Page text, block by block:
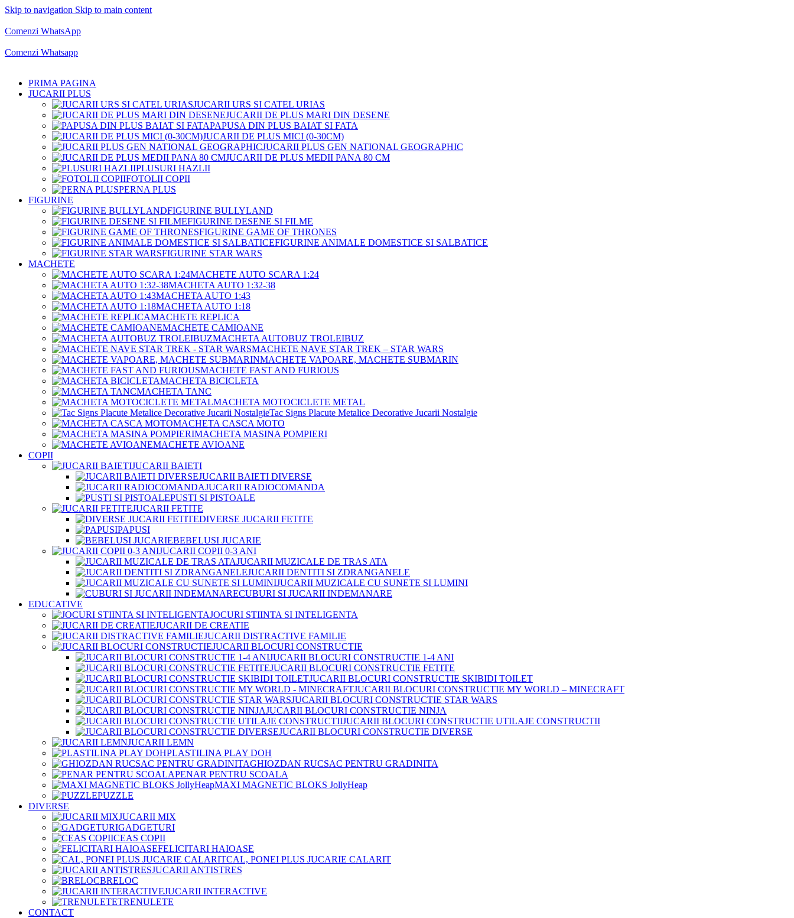
Skip to navigation Skip to main content
Comenzi WhatsApp
Comenzi Whatsapp
PRIMA PAGINA
JUCARII PLUS
JUCARII URS SI CATEL URIAS
JUCARII DE PLUS MARI DIN DESENE
PAPUSA DIN PLUS BAIAT SI FATA
JUCARII DE PLUS MICI (0-30CM)
JUCARII PLUS GEN NATIONAL GEOGRAPHIC
JUCARII DE PLUS MEDII PANA 80 CM
PLUSURI HAZLII
FOTOLII COPII
PERNA PLUS
FIGURINE
FIGURINE BULLYLAND
FIGURINE DESENE SI FILME
FIGURINE GAME OF THRONES
FIGURINE ANIMALE DOMESTICE SI SALBATICE
FIGURINE STAR WARS
MACHETE
MACHETE AUTO SCARA 1:24
MACHETA AUTO 1:32-38
MACHETA AUTO 1:43
MACHETA AUTO 1:18
MACHETE REPLICA
MACHETE CAMIOANE
MACHETA AUTOBUZ TROLEIBUZ
MACHETE NAVE STAR TREK – STAR WARS
MACHETE VAPOARE, MACHETE SUBMARIN
MACHETE FAST AND FURIOUS
MACHETA BICICLETA
MACHETA TANC
MACHETA MOTOCICLETE METAL
Tac Signs Placute Metalice Decorative Jucarii Nostalgie
MACHETA CASCA MOTO
MACHETA MASINA POMPIERI
MACHETE AVIOANE
COPII
JUCARII BAIETI
JUCARII BAIETI DIVERSE
JUCARII RADIOCOMANDA
PUSTI SI PISTOALE
JUCARII FETITE
DIVERSE JUCARII FETITE
PAPUSI
BEBELUSI JUCARIE
JUCARII COPII 0-3 ANI
JUCARII MUZICALE DE TRAS ATA
JUCARII DENTITI SI ZDRANGANELE
JUCARII MUZICALE CU SUNETE SI LUMINI
CUBURI SI JUCARII INDEMANARE
EDUCATIVE
JOCURI STIINTA SI INTELIGENTA
JUCARII DE CREATIE
JUCARII DISTRACTIVE FAMILIE
JUCARII BLOCURI CONSTRUCTIE
JUCARII BLOCURI CONSTRUCTIE 1-4 ANI
JUCARII BLOCURI CONSTRUCTIE FETITE
JUCARII BLOCURI CONSTRUCTIE SKIBIDI TOILET
JUCARII BLOCURI CONSTRUCTIE MY WORLD – MINECRAFT
JUCARII BLOCURI CONSTRUCTIE STAR WARS
JUCARII BLOCURI CONSTRUCTIE NINJA
JUCARII BLOCURI CONSTRUCTIE UTILAJE CONSTRUCTII
JUCARII BLOCURI CONSTRUCTIE DIVERSE
JUCARII LEMN
PLASTILINA PLAY DOH
GHIOZDAN RUCSAC PENTRU GRADINITA
PENAR PENTRU SCOALA
MAXI MAGNETIC BLOKS JollyHeap
PUZZLE
DIVERSE
JUCARII MIX
GADGETURI
CEAS COPII
FELICITARI HAIOASE
CAL, PONEI PLUS JUCARIE CALARIT
JUCARII ANTISTRES
BRELOC
JUCARII INTERACTIVE
TRENULETE
CONTACT